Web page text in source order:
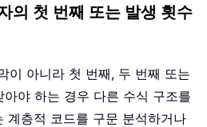
의 첫 번째 또는 발생 횟수
이 아니라 첫 번째, 두 번째 또는
야 하는 경우 다른 수식 구조를
계층적 코드를 구문 분석하거나